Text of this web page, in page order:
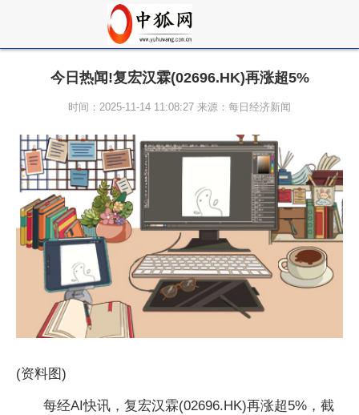
今日热闻!复宏汉霖(02696.HK)再涨超5%
时间：2025-11-14 11:08:27 来源：每日经济新闻
(资料图)
每经AI快讯，复宏汉霖(02696.HK)再涨超5%，截